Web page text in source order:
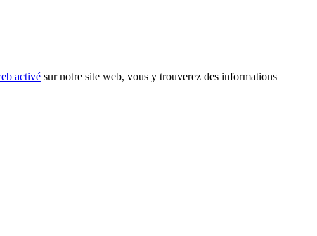
activé sur notre site web, vous y trouverez des informations